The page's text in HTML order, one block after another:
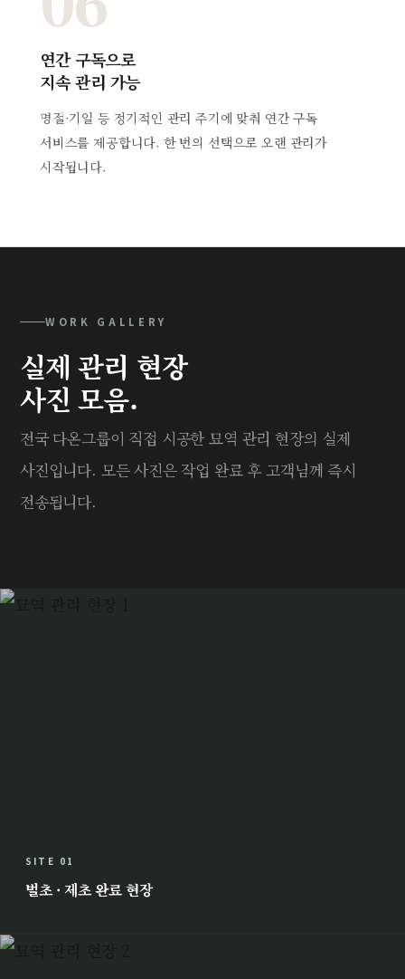
연간 구독으로
지속 관리 가능
명절·기일 등 정기적인 관리 주기에 맞춰 연간 구독
서비스를 제공합니다. 한 번의 선택으로 오랜 관리가
시작됩니다.
WORK GALLERY
실제 관리 현장
사진 모음.
전국 다온그룹이 직접 시공한 묘역 관리 현장의 실제
사진입니다. 모든 사진은 작업 완료 후 고객님께 즉시
전송됩니다.
SITE 01
벌초 · 제초 완료 현장